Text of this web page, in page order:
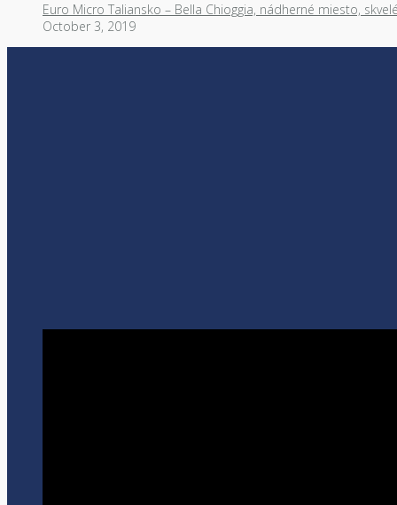
Euro Micro Taliansko – Bella Chioggia, nádherné miesto,
October 3, 2019